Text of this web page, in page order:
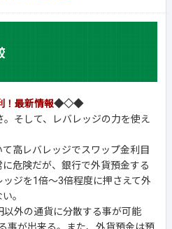
！最新情報◆◇◆
。そして、レバレッジの力を使え
高レバレッジでスワップ金利目
危険だが、銀行で外貨預金する
ッジを1倍～3倍程度に押さえて外
。
以外の通貨に分散する事が可能